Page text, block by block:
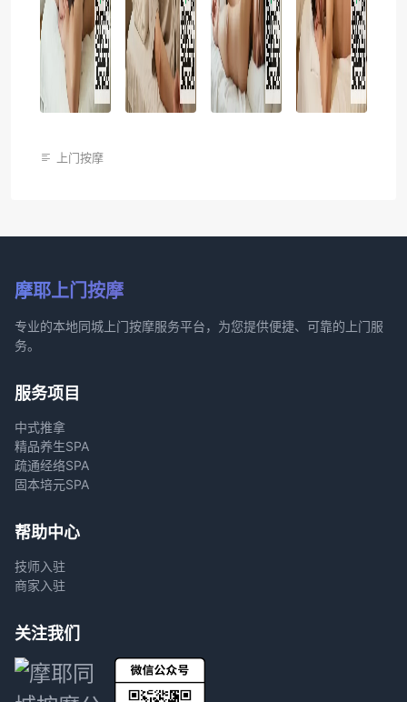
上门按摩
摩耶上门按摩
专业的本地同城上门按摩服务平台，为您提供便捷、可靠的上门服
务。
服务项目
中式推拿
精品养生SPA
疏通经络SPA
固本培元SPA
帮助中心
技师入驻
商家入驻
关注我们